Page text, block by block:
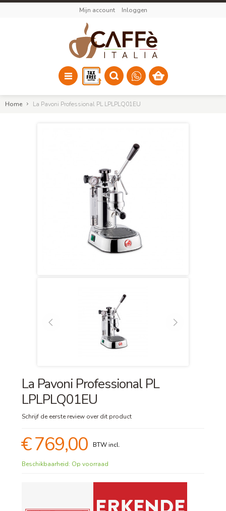
Mijn account Inloggen
Home La Pavoni Professional PL LPLPLQ01EU
La Pavoni Professional PL
LPLPLQ01EU
Schrijf de eerste review over dit product
€ 769,00
Beschikbaarheid: Op voorraad